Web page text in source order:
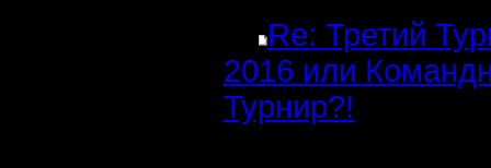
Re: Третий
2016 или
Турнир?!